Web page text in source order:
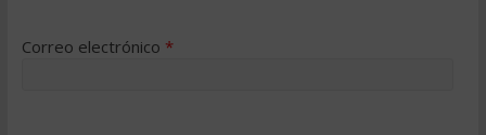
Correo electrónico *